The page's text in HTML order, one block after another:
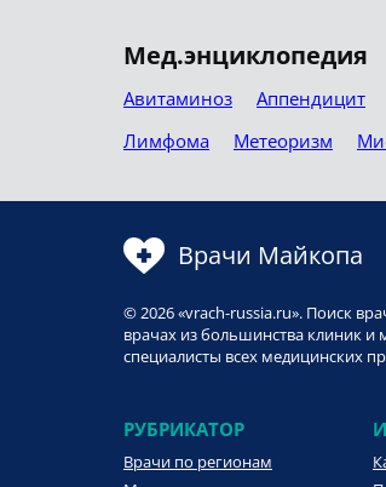
Мед.энциклопедия
Авитаминоз Аппендицит
Лимфома
Метеоризм
Врачи Майкопа
© 2026 «vrach-russia.ru». Поиск
врачах из большинства клиник и
специалисты всех медицинских
РУБРИКАТОР
Врачи по регионам